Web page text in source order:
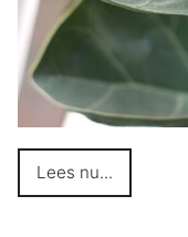
Lees nu...